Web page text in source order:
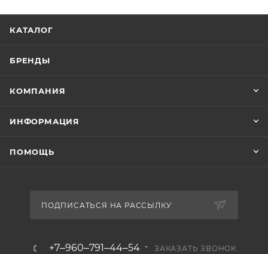
КАТАЛОГ
БРЕНДЫ
КОМПАНИЯ
ИНФОРМАЦИЯ
ПОМОЩЬ
ПОДПИСАТЬСЯ НА РАССЫЛКУ
+7‒960‒791‒44‒54 ЗАКАЗАТЬ ЗВОНОК